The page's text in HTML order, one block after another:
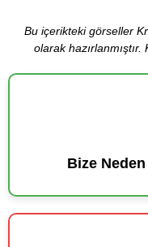
Bu içerikteki görseller
olarak
Bize